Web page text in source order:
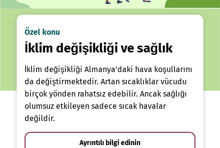
Özel konu
İklim değişikliği ve sağlık
İklim değişikliği Almanya'daki hava koşullarını
da değiştirmektedir. Artan sıcaklıklar vücudu
birçok yönden rahatsız edebilir. Ancak sağlığı
olumsuz etkileyen sadece sıcak havalar
değildir.
Ayrıntılı bilgi edinin